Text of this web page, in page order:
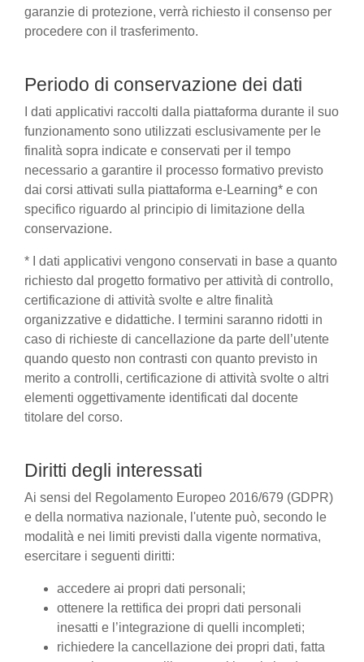
garanzie di protezione, verrà richiesto il consenso per
procedere con il trasferimento.
Periodo di conservazione dei dati
I dati applicativi raccolti dalla piattaforma durante il suo
funzionamento sono utilizzati esclusivamente per le
finalità sopra indicate e conservati per il tempo
necessario a garantire il processo formativo previsto
dai corsi attivati sulla piattaforma e-Learning* e con
specifico riguardo al principio di limitazione della
conservazione.
* I dati applicativi vengono conservati in base a quanto
richiesto dal progetto formativo per attività di controllo,
certificazione di attività svolte e altre finalità
organizzative e didattiche. I termini saranno ridotti in
caso di richieste di cancellazione da parte dell’utente
quando questo non contrasti con quanto previsto in
merito a controlli, certificazione di attività svolte o altri
elementi oggettivamente identificati dal docente
titolare del corso.
Diritti degli interessati
Ai sensi del Regolamento Europeo 2016/679 (GDPR)
e della normativa nazionale, l'utente può, secondo le
modalità e nei limiti previsti dalla vigente normativa,
esercitare i seguenti diritti:
accedere ai propri dati personali;
ottenere la rettifica dei propri dati personali
inesatti e l’integrazione di quelli incompleti;
richiedere la cancellazione dei propri dati, fatta